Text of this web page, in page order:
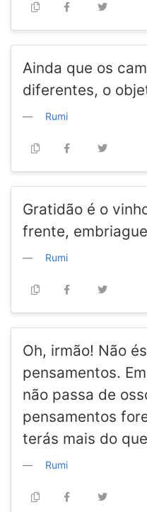
Ainda que os
diferentes, o
Rumi
Gratidão é o
frente,
Rumi
Oh, irmão! Não
pensamentos.
não passa de
pensamentos
terás mais do
Rumi